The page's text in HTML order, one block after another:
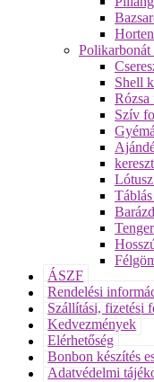
Shell
Rózsa
Szív
ÁSZF
Rendelési
Szállítási, fizetési
Kedvezmények
Elérhetőség
Bonbon készítés
Adatvédelmi